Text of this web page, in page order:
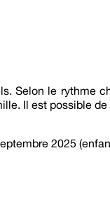
Selon le rythme
Il est possible
2025